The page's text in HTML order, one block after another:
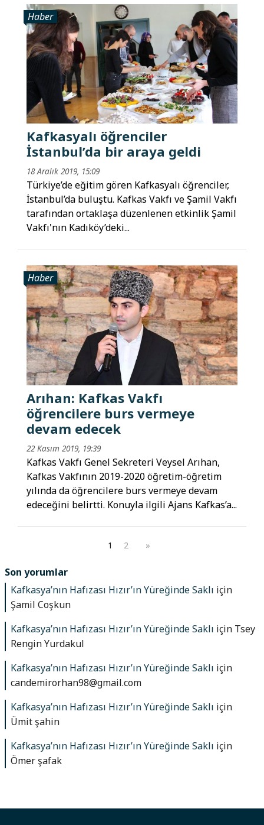
Haber
Kafkasyalı öğrenciler
İstanbul’da bir araya geldi
18 Aralık 2019, 15:09
Türkiye’de eğitim gören Kafkasyalı öğrenciler,
İstanbul’da buluştu. Kafkas Vakfı ve Şamil Vakfı
tarafından ortaklaşa düzenlenen etkinlik Şamil
Vakfı'nın Kadıköy’deki...
Haber
Arıhan: Kafkas Vakfı
öğrencilere burs vermeye
devam edecek
22 Kasım 2019, 19:39
Kafkas Vakfı Genel Sekreteri Veysel Arıhan,
Kafkas Vakfının 2019-2020 öğretim-öğretim
yılında da öğrencilere burs vermeye devam
edeceğini belirtti. Konuyla ilgili Ajans Kafkas’a...
1 2 »
Son yorumlar
Kafkasya’nın Hafızası Hızır’ın Yüreğinde Saklı için
Şamil Coşkun
Kafkasya’nın Hafızası Hızır’ın Yüreğinde Saklı için Tsey
Rengin Yurdakul
Kafkasya’nın Hafızası Hızır’ın Yüreğinde Saklı için
candemirorhan98@gmail.com
Kafkasya’nın Hafızası Hızır’ın Yüreğinde Saklı için
Ümit şahin
Kafkasya’nın Hafızası Hızır’ın Yüreğinde Saklı için
Ömer şafak